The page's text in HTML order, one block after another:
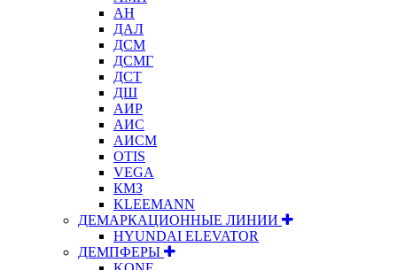
АН
ДАЛ
ДСМ
ДСМГ
ДСТ
ДШ
АИР
АИС
АИСМ
OTIS
VEGA
КМЗ
KLEEMANN
ДЕМАРКАЦИОННЫЕ ЛИНИИ
HYUNDAI ELEVATOR
ДЕМПФЕРЫ